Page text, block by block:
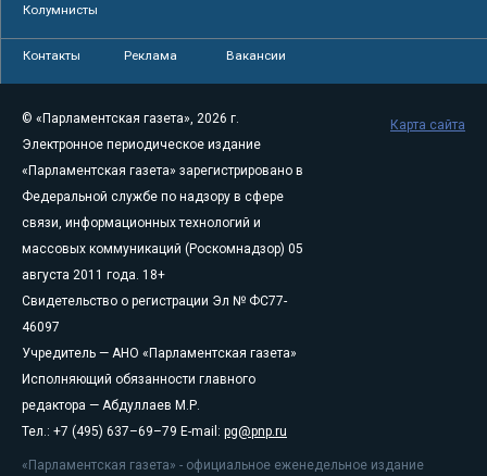
Колумнисты
Контакты Реклама Вакансии
© «Парламентская газета», 2026 г.
Электронное периодическое издание
«Парламентская газета» зарегистрировано в
Федеральной службе по надзору в сфере
связи, информационных технологий и
массовых коммуникаций (Роскомнадзор) 05
августа 2011 года. 18+
Свидетельство о регистрации Эл № ФС77-
46097
Учредитель — АНО «Парламентская газета»
Исполняющий обязанности главного
редактора — Абдуллаев М.Р.
Тел.: +7 (495) 637–69–79 E-mail: pg@pnp.ru
«Парламентская газета» - официальное еженедельное издание
Карта сайта